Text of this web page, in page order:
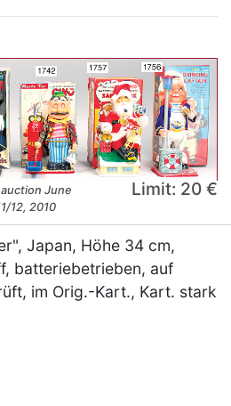
auction June
12, 2010
Limit: 20 €
Japan, Höhe 34 cm,
batteriebetrieben, auf
im Orig.-Kart., Kart. stark